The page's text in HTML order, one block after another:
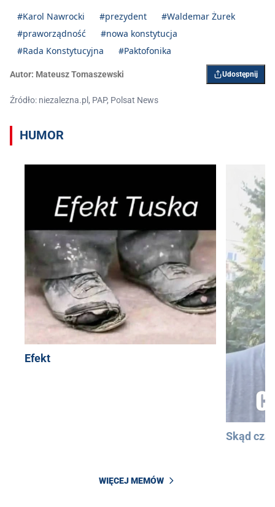
#Karol Nawrocki #prezydent
#Waldemar Żurek
#praworządność
#nowa konstytucja
#Rada Konstytucyjna
#Paktofonika
Autor: Mateusz Tomaszewski Udostępnij
Źródło: niezalezna.pl, PAP, Polsat News
HUMOR
Efekt
Skąd
WIĘCEJ MEMÓW